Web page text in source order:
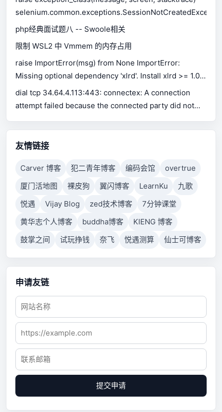
php经典面试题八 -- Swoole相关
限制 WSL2 中 Vmmem 的内存占用
raise ImportError(msg) from None ImportError:
Missing optional dependency 'xlrd'. Install xlrd >= 1.0.0
for Excel support Use pip or conda to install xlrd.
dial tcp 34.64.4.113:443: connectex: A connection
attempt failed because the connected party did not
connection failed because connected host has failed
to respond.
友情链接
Carver 博客 犯二青年博客 编码会馆
overtrue
厦门活地图
裸皮狗 翼闪博客 LearnKu
九歌
悦遇
Vijay Blog zed技术博客
7分钟课堂
黄华志个人博客
buddha博客
KIENG 博客
鼓掌之间
试玩挣钱 奈飞 悦遇测算 仙士可博客
申请友链
提交申请